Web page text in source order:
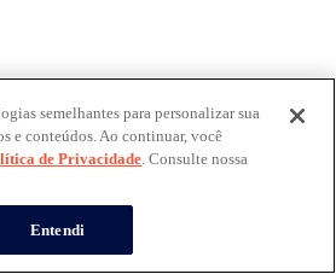
semelhantes para personalizar sua
e conteúdos. Ao continuar, você
de Privacidade. Consulte nossa
Entendi